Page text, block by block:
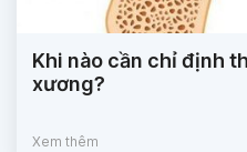
Khi nào cần chỉ định
xương?
Xem thêm